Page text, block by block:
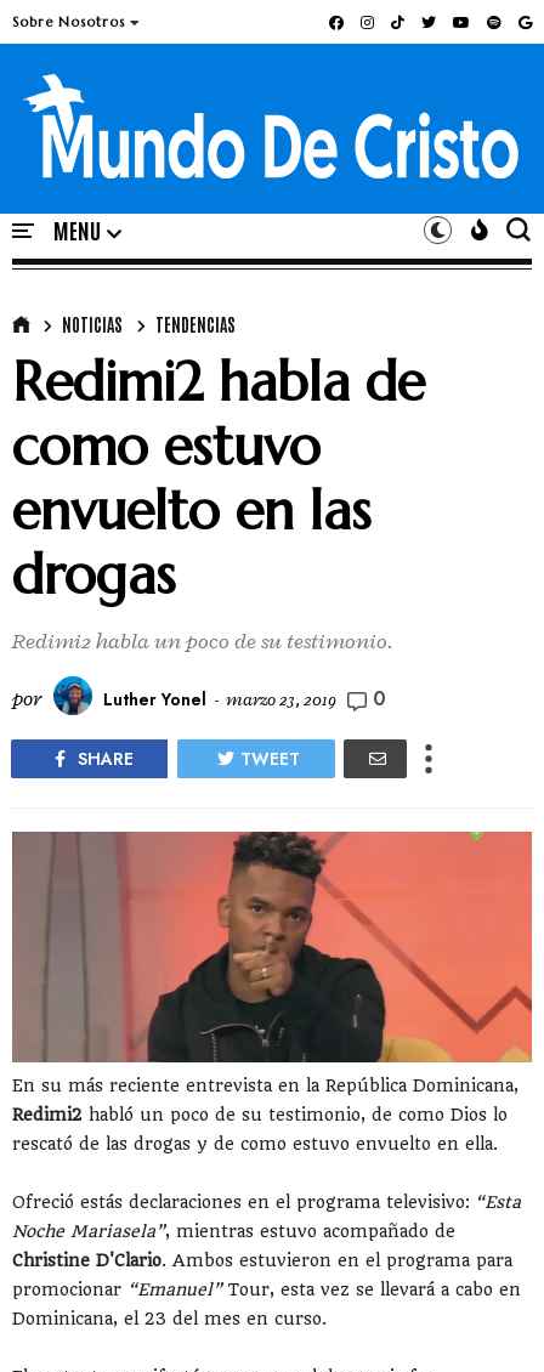
Sobre Nosotros
NOTICIAS TENDENCIAS
Redimi2 habla de
como estuvo
envuelto en las
drogas
Redimi2 habla un poco de su testimonio.
por Luther Yonel - marzo 23, 2019 0
SHARE TWEET
En su más reciente entrevista en la República Dominicana,
Redimi2 habló un poco de su testimonio, de como Dios lo
rescató de las drogas y de como estuvo envuelto en ella.
Ofreció estás declaraciones en el programa televisivo: “Esta
Noche Mariasela”, mientras estuvo acompañado de
Christine D'Clario. Ambos estuvieron en el programa para
promocionar “Emanuel”Tour, esta vez se llevará a cabo en
Dominicana, el 23 del mes en curso.